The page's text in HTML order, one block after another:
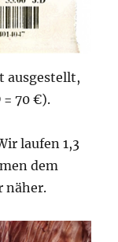
ausgestellt,
70 €).
laufen 1,3
dem
näher.